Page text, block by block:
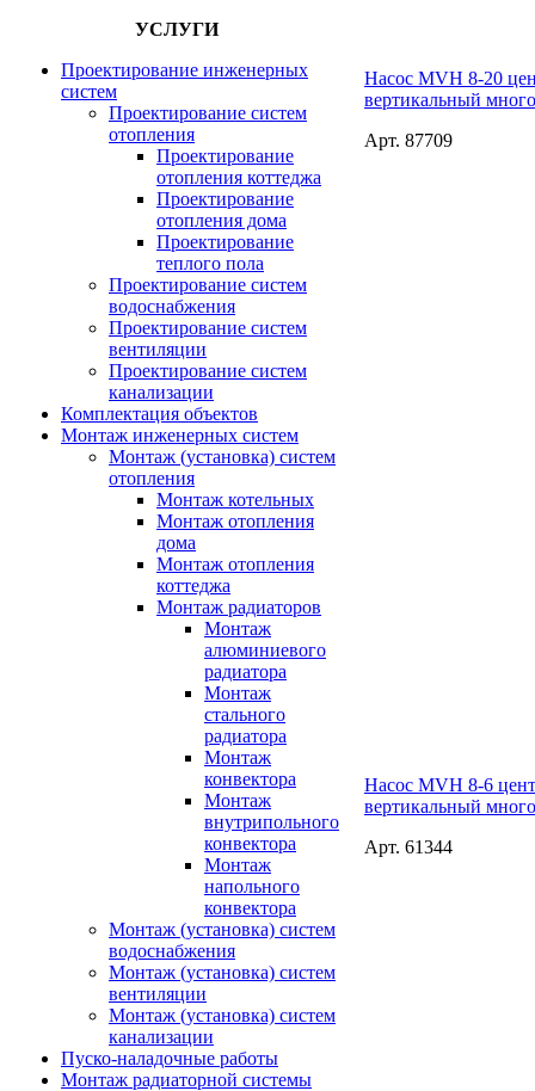
УСЛУГИ
Проектирование инженерных
систем
Проектирование систем
отопления
Проектирование
отопления коттеджа
Проектирование
отопления дома
Проектирование
теплого пола
Проектирование систем
водоснабжения
Проектирование систем
вентиляции
Проектирование систем
канализации
Комплектация объектов
Монтаж инженерных систем
Монтаж (установка) систем
отопления
Монтаж котельных
Монтаж отопления
дома
Монтаж отопления
коттеджа
Монтаж радиаторов
Монтаж
алюминиевого
радиатора
Монтаж
стального
радиатора
Монтаж
конвектора
Монтаж
внутрипольного
конвектора
Монтаж
напольного
конвектора
Монтаж (установка) систем
водоснабжения
Монтаж (установка) систем
вентиляции
Монтаж (установка) систем
канализации
Пуско-наладочные работы
Монтаж радиаторной системы
Насос MVH 8-20
вертикальный
Арт. 87709
Насос MVH 8-6
вертикальный
Арт. 61344